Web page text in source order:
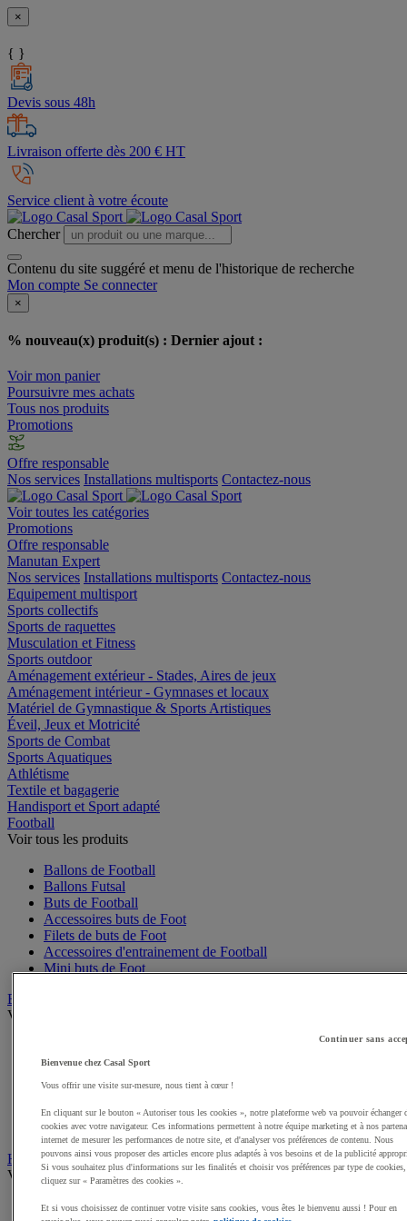
×
{ }
Devis sous 48h
Livraison offerte dès 200 € HT
Service client à votre écoute
Chercher
Contenu du site suggéré et menu de l'historique de recherche
Mon compte Se connecter
×
% nouveau(x) produit(s) : Dernier ajout :
Voir mon panier
Poursuivre mes achats
Tous nos produits
Promotions
Offre responsable
Nos services Installations multisports Contactez-nous
Voir toutes les catégories
Promotions
Offre responsable
Manutan Expert
Nos services Installations multisports Contactez-nous
Equipement multisport
Sports collectifs
Sports de raquettes
Musculation et Fitness
Sports outdoor
Aménagement extérieur - Stades, Aires de jeux
Aménagement intérieur - Gymnases et locaux
Matériel de Gymnastique & Sports Artistiques
Éveil, Jeux et Motricité
Sports de Combat
Sports Aquatiques
Athlétisme
Textile et bagagerie
Handisport et Sport adapté
Football
Voir tous les produits
Ballons de Football
Ballons Futsal
Buts de Football
Accessoires buts de Foot
Filets de buts de Foot
Accessoires d'entrainement de Football
Mini buts de Foot
Basketball
Voir tous les produits
Accessoires entrainement de Basket
Filets, cercles de Basket pour paniers
Accessoires terrain de Basket
Paniers de Basket, buts de Basket
Handball
Voir tous les produits
Ballons de Handball
Continuer sans
Bienvenue chez Casal Sport
Vous offrir une visite sur-mesure, nous tient à cœur !
En cliquant sur le bouton « Autoriser tous les cookies », notre plateforme web va pouvoir échanger
cookies avec votre navigateur. Ces informations permettent à notre équipe marketing et à nos
internet de mesurer les performances de notre site, et d'analyser vos préférences de contenu. Nous
pouvons ainsi vous proposer des articles encore plus adaptés à vos besoins et de la publicité
Si vous souhaitez plus d'informations sur les finalités et choisir vos préférences par type de cookies,
cliquez sur « Paramètres des cookies ».
Et si vous choisissez de continuer votre visite sans cookies, vous êtes le bienvenu aussi ! Pour en